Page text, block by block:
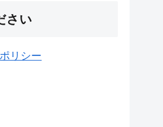
さい
リシー